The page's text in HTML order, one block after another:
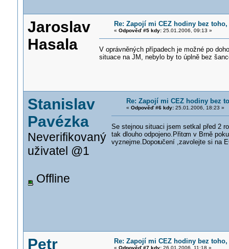
Jaroslav
Hasala
Re: Zapojí mi CEZ hodiny bez
« Odpověď #5 kdy:25.01.2006, 09:13 »
V oprávněných případech je možné po
situace na JM, nebylo by to úplně bez
Stanislav
Pavézka
Neverifikovaný
uživatel @1
Offline
Re: Zapojí mi CEZ hodiny bez
« Odpověď #6 kdy:25.01.2006, 18:23 »
Se stejnou situaci jsem setkal před 2
tak dlouho odpojeno.Přitom v Brně
vyznejme.Doporučení ,zavolejte si na
Petr
Re: Zapojí mi CEZ hodiny bez
« Odpověď #7 kdy:26.01.2006, 11:18 »